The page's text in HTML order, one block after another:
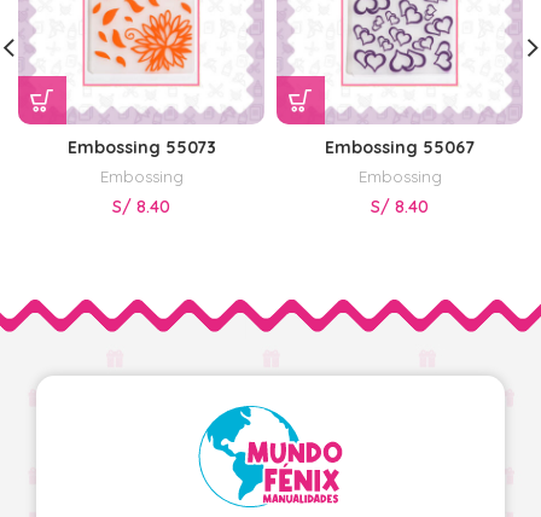
Embossing 55073
Embossing
S/ 8.40
Embossing 55067
Embossing
S/ 8.40